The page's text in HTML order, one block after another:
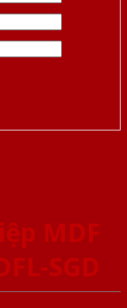
MDF
SGD